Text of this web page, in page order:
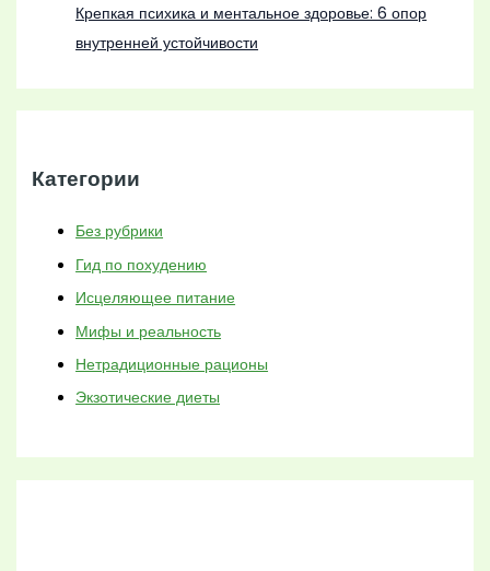
Крепкая психика и ментальное здоровье: 6 опор
внутренней устойчивости
Категории
Без рубрики
Гид по похудению
Исцеляющее питание
Мифы и реальность
Нетрадиционные рационы
Экзотические диеты